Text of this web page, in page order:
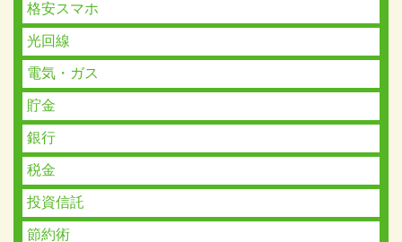
格安スマホ
光回線
電気・ガス
貯金
銀行
税金
投資信託
節約術